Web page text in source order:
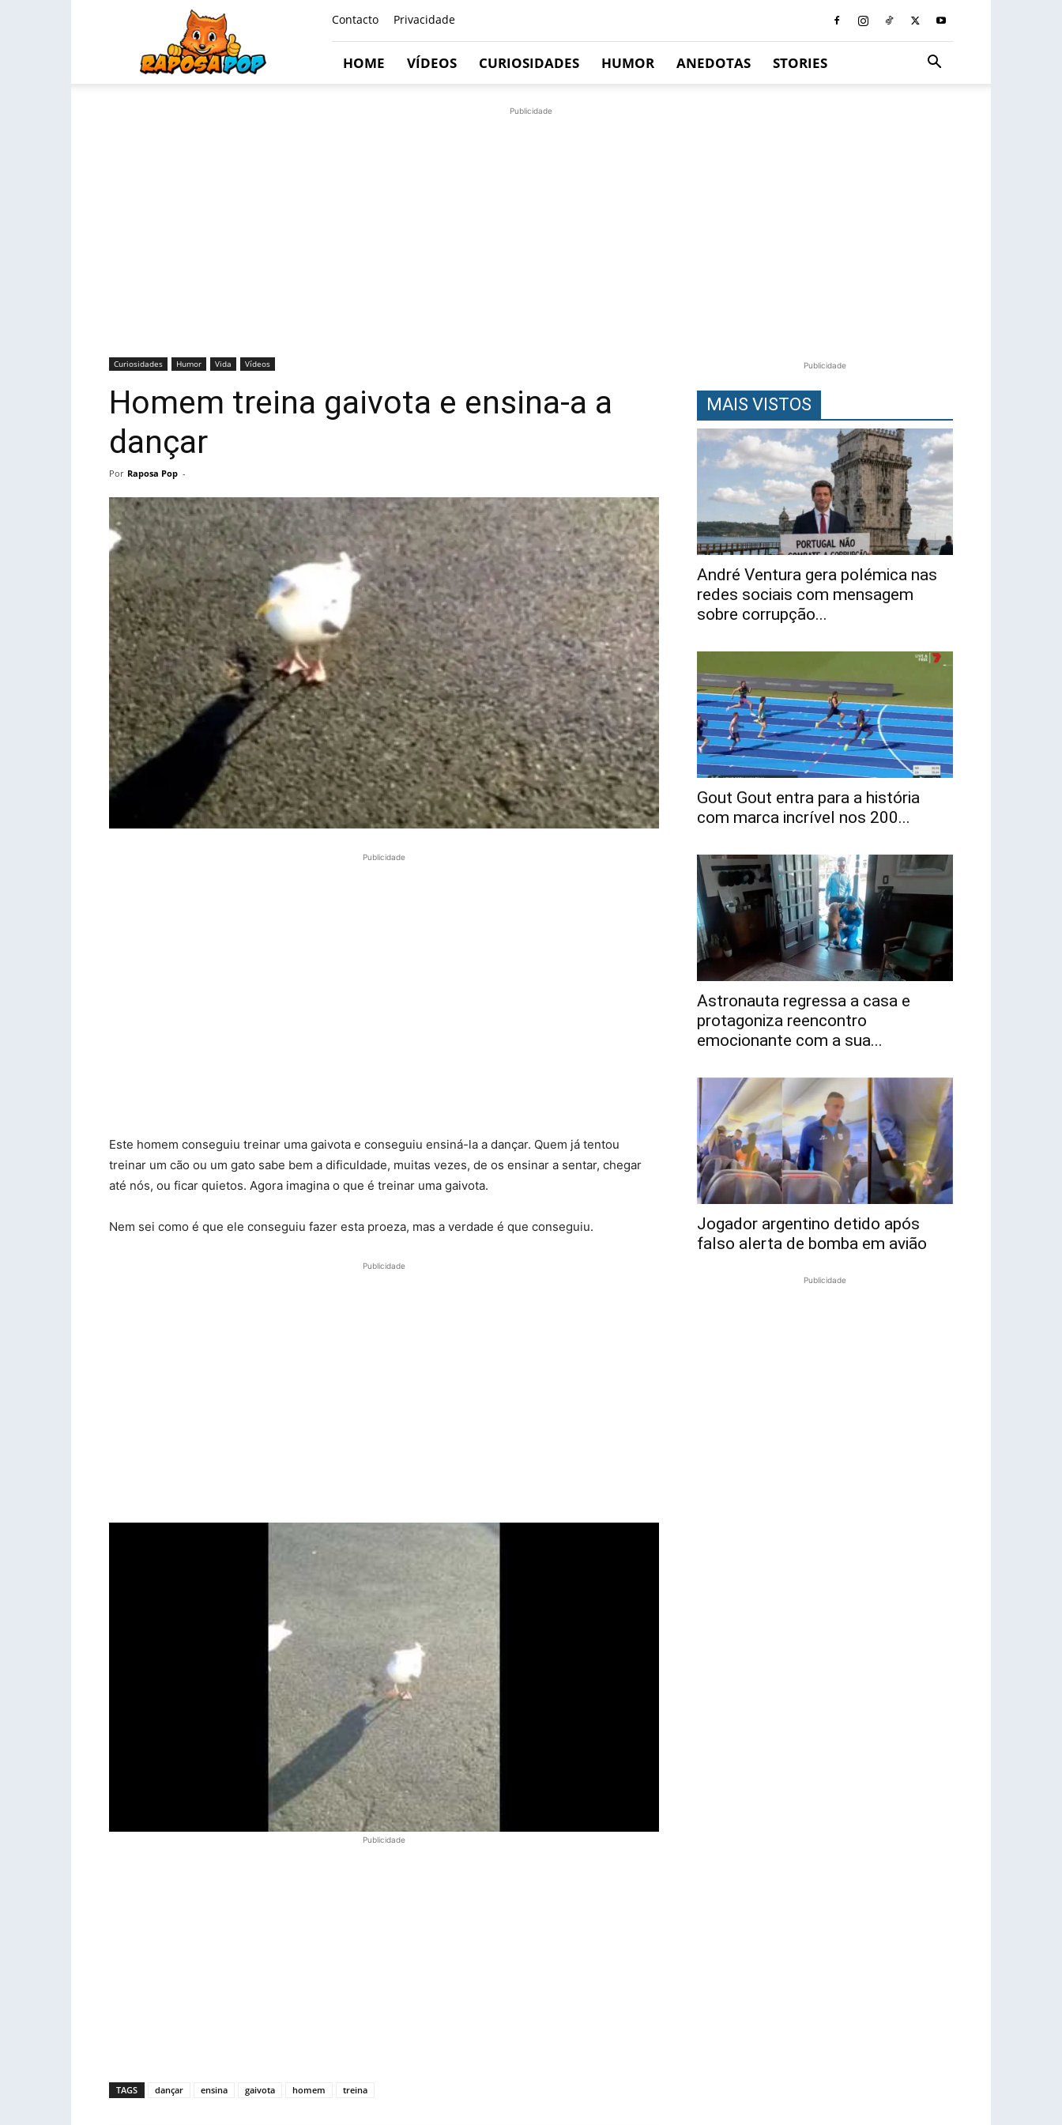
Contacto Privacidade
HOME VÍDEOS CURIOSIDADES HUMOR ANEDOTAS STORIES
Publicidade
Curiosidades Humor Vida Vídeos
Homem treina gaivota e ensina-a a
dançar
Por Raposa Pop -
Publicidade
Este homem conseguiu treinar uma gaivota e conseguiu ensiná-la a dançar. Quem já tentou
treinar um cão ou um gato sabe bem a dificuldade, muitas vezes, de os ensinar a sentar, chegar
até nós, ou ficar quietos. Agora imagina o que é treinar uma gaivota.
Nem sei como é que ele conseguiu fazer esta proeza, mas a verdade é que conseguiu.
Publicidade
Publicidade
TAGS dançar ensina gaivota homem treina
Publicidade
MAIS VISTOS
André Ventura gera polémica nas
redes sociais com mensagem
sobre corrupção...
Gout Gout entra para a história
com marca incrível nos 200...
Astronauta regressa a casa e
protagoniza reencontro
emocionante com a sua...
Jogador argentino detido após
falso alerta de bomba em avião
Publicidade